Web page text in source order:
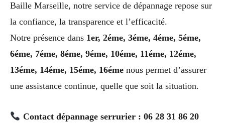
Baille Marseille, notre service de dépannage repose sur
la confiance, la transparence et l’efficacité.
Notre présence dans 1er, 2éme, 3éme, 4éme, 5éme,
6éme, 7éme, 8éme, 9éme, 10éme, 11éme, 12éme,
13éme, 14éme, 15éme, 16éme nous permet d’assurer
une assistance continue, quelle que soit la situation.
Contact dépannage serrurier : 06 28 31 86 20